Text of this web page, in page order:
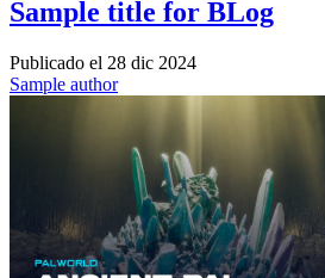
Sample title for BLog
Publicado el 28 dic 2024
Sample author